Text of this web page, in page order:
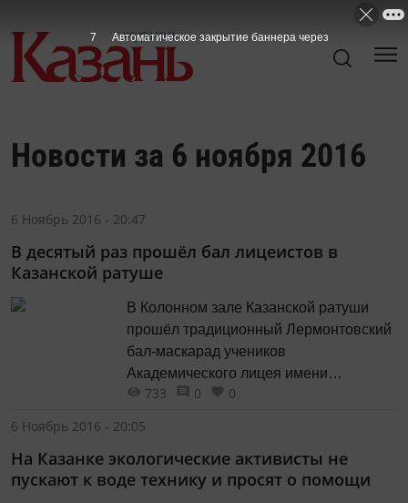
Новости за 6 ноября 2016
6 Ноябрь 2016 - 20:47
В десятый раз прошёл бал лицеистов в
Казанской ратуше
В Колонном зале Казанской ратуши
прошёл традиционный Лермонтовский
бал-маскарад учеников
Академического лицея имени
Лобачевского. Бал лицеистов
летию со дня смерти поэта Михаила
Лермонтова. В бывшем Дворянском
733 0
0
6 Ноябрь 2016 - 20:05
На Казанке экологические активисты не
пускают к воде технику и просят о помощи
7 Автоматическое закрытие баннера через